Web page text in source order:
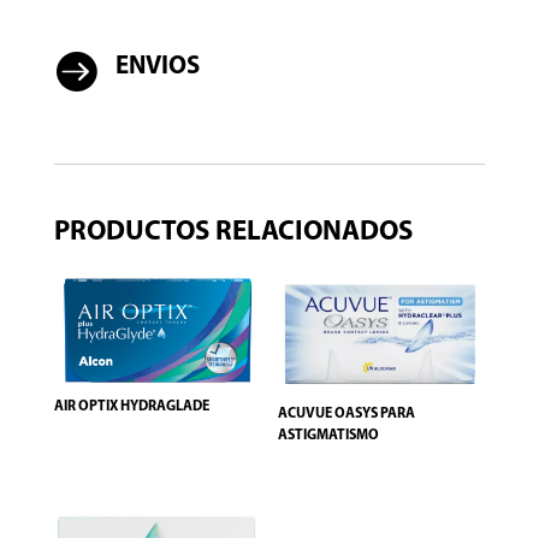
 ENVIOS
PRODUCTOS RELACIONADOS
AIR OPTIX HYDRAGLADE
ACUVUE OASYS PARA
ASTIGMATISMO